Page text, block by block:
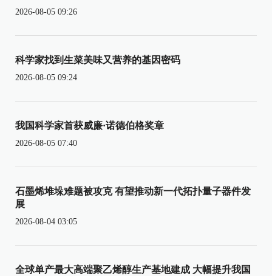
2026-08-05 09:26
科学家找到生菜美味又营养的基因密码
2026-08-05 09:24
我国科学家首获威廉·诺德伯格奖章
2026-08-05 07:40
石墨烯堆垛难题被攻克 有望推动新一代拓扑量子器件发
展
2026-08-04 03:05
全球单产最大高端聚乙烯醇生产基地建成 大幅提升我国